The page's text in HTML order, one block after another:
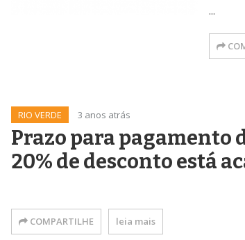
...
RIO VERDE 3 anos atrás
Prazo para pagamento
20% de desconto está
COMPARTILHE leia mais